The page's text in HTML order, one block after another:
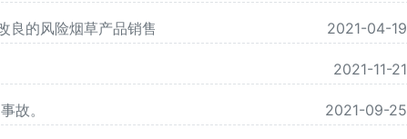
良的风险烟草产品销售 2021-04-19
2021-11-21
故。 2021-09-25